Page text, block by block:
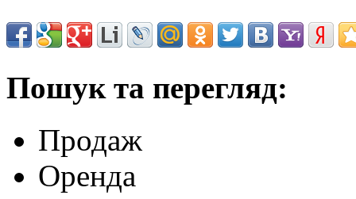
Пошук та перегляд:
Продаж
Оренда